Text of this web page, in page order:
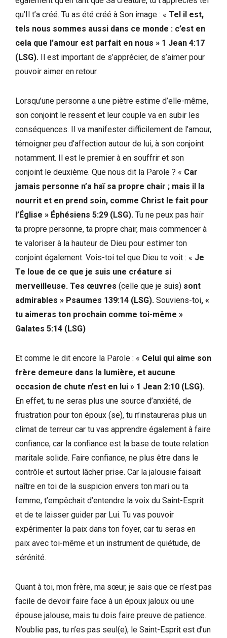
qu’Il t’a créé. Tu as été créé à Son image : « Tel il est,
tels nous sommes aussi dans ce monde : c’est en
cela que l’amour est parfait en nous » 1 Jean 4:17
(LSG). Il est important de s’apprécier, de s’aimer pour
pouvoir aimer en retour.
Lorsqu’une personne a une piètre estime d’elle-même,
son conjoint le ressent et leur couple va en subir les
conséquences. Il va manifester difficilement de l’amour,
témoigner peu d’affection autour de lui, à son conjoint
notamment. Il est le premier à en souffrir et son
conjoint le deuxième. Que nous dit la Parole ? « Car
jamais personne n’a haï sa propre chair ; mais il la
nourrit et en prend soin, comme Christ le fait pour
l’Église » Éphésiens 5:29 (LSG). Tu ne peux pas haïr
ta propre personne, ta propre chair, mais commencer à
te valoriser à la hauteur de Dieu pour estimer ton
conjoint également. Vois-toi tel que Dieu te voit : « Je
Te loue de ce que je suis une créature si
merveilleuse. Tes œuvres (celle que je suis) sont
admirables » Psaumes 139:14 (LSG). Souviens-toi, «
tu aimeras ton prochain comme toi-même »
Galates 5:14 (LSG)
Et comme le dit encore la Parole : « Celui qui aime son
frère demeure dans la lumière, et aucune
occasion de chute n’est en lui » 1 Jean 2:10 (LSG).
En effet, tu ne seras plus une source d’anxiété, de
frustration pour ton époux (se), tu n’instaureras plus un
climat de terreur car tu vas apprendre également à faire
confiance, car la confiance est la base de toute relation
maritale solide. Faire confiance, ne plus être dans le
contrôle et surtout lâcher prise. Car la jalousie faisait
naître en toi de la suspicion envers ton mari ou ta
femme, t’empêchait d’entendre la voix du Saint-Esprit
et de te laisser guider par Lui. Tu vas pouvoir
expérimenter la paix dans ton foyer, car tu seras en
paix avec toi-même et un instrument de quiétude, de
sérénité.
Quant à toi, mon frère, ma sœur, je sais que ce n’est pas
facile de devoir faire face à un époux jaloux ou une
épouse jalouse, mais tu dois faire preuve de patience.
N’oublie pas, tu n’es pas seul(e), le Saint-Esprit est d’un